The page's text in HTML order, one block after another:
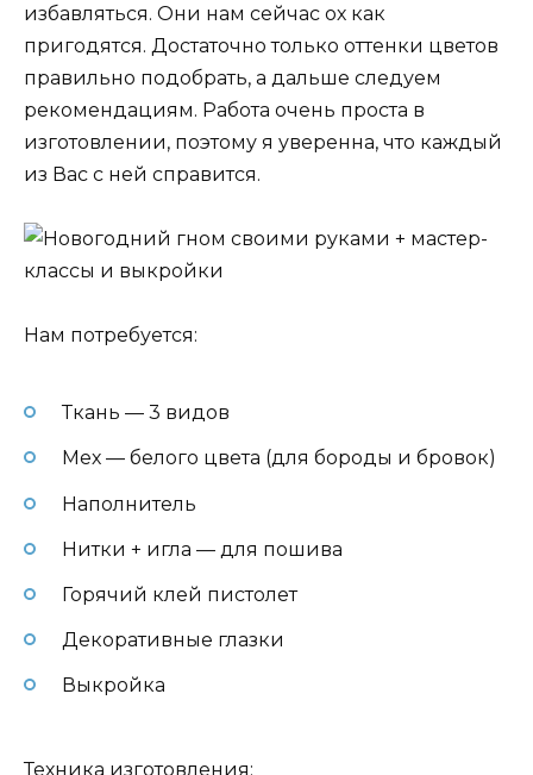
избавляться. Они нам сейчас ох как
пригодятся. Достаточно только оттенки цветов
правильно подобрать, а дальше следуем
рекомендациям. Работа очень проста в
изготовлении, поэтому я уверенна, что каждый
из Вас с ней справится.
Нам потребуется:
Ткань — 3 видов
Мех — белого цвета (для бороды и бровок)
Наполнитель
Нитки + игла — для пошива
Горячий клей пистолет
Декоративные глазки
Выкройка
Техника изготовления: